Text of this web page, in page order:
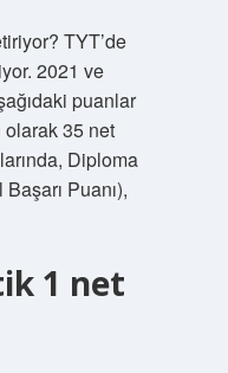
TYT’de
2021 ve
puanlar
35 net
Diploma
Puanı),
1 net